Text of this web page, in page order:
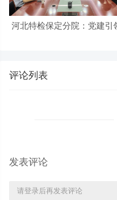
河北特检保定分院：党建引
评论列表
发表评论